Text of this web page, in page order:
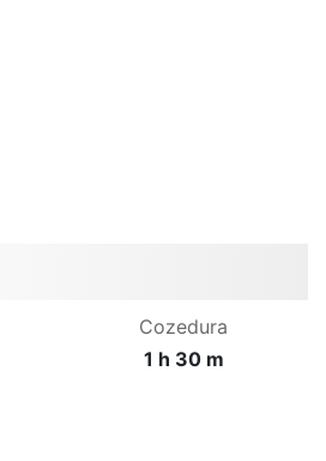
Cozedura
1 h 30 m